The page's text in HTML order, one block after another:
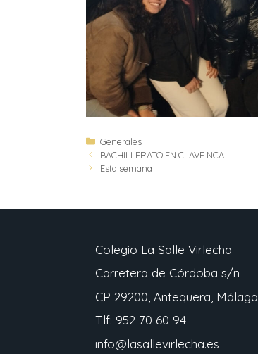
Generales
BACHILLERATO EN CLAVE NCA
Esta semana
Colegio La Salle Virlecha
Carretera de Córdoba s/n
CP 29200, Antequera, Málaga
Tlf: 952 70 60 94
info@lasallevirlecha.es